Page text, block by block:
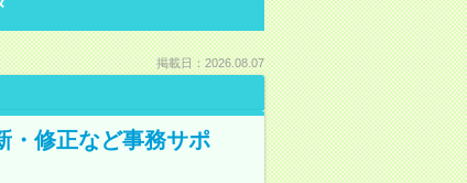
掲載日：2026.08.07
・修正など事務サポ